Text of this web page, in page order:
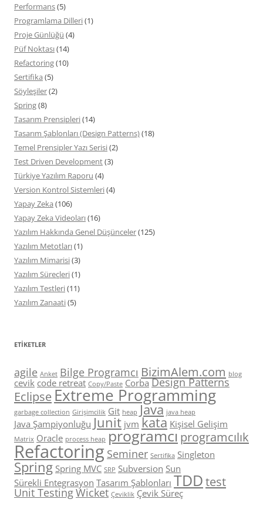
Performans(5)
Programlama Dilleri(1)
Proje Günlüğü (4)
Püf Noktası(14)
Refactoring(10)
Sertifika (5)
Söyleşiler(2)
Spring(8)
Tasarım Prensipleri(14)
Tasarım Şablonları (Design Patterns)(18)
Temel Prensipler Yazı Serisi(2)
Test Driven Development(3)
Türkiye Yazılım Raporu (4)
Version Kontrol Sistemleri(4)
Yapay Zeka (106)
Yapay Zeka Videoları(16)
Yazılım Hakkında Genel Düşünceler(125)
Yazılım Metotları(1)
Yazılım Mimarisi(3)
Yazılım Süreçleri(1)
Yazılım Testleri(11)
Yazılım Zanaati(5)
ETIKETLER
agile Anket Bilge Programcı BizimAlem.com blog
cevik code retreat Copy/Paste Corba Design Patterns
Eclipse Extreme Programming
garbage collection Girişimcilik Git heap Java java heap
Java Şampiyonluğu Junit jvm kata Kişisel Gelişim
Matrix Oracle process heap programcıprogramcılık
Refactoring Seminer Sertifika Singleton
Spring Spring MVC SRP Subversion Sun
Sürekli Entegrasyon Tasarım Şablonları TDDtest
Unit TestingWicket Çeviklik Çevik Süreç